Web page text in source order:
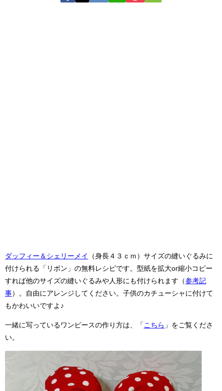
ダッフィー＆シェリーメイ
（身長４３ｃｍ）サイズの縫いぐるみに
付けられる「リボン」の無料レシピです。型紙を拡大or縮小コピー
すれば他のサイズの縫いぐるみや人形にも付けられます（参考記
事）。自由にアレンジしてください。子供のカチューシャに付けて
もかわいいですよ♪
一緒に写っているワンピースの作り方は、「 こちら 」をご覧くださ
い。